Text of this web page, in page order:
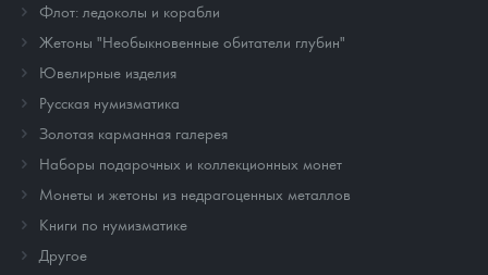
Флот: ледоколы и корабли
Жетоны "Необыкновенные обитатели глубин"
Ювелирные изделия
Русская нумизматика
Золотая карманная галерея
Наборы подарочных и коллекционных монет
Монеты и жетоны из недрагоценных металлов
Книги по нумизматике
Другое